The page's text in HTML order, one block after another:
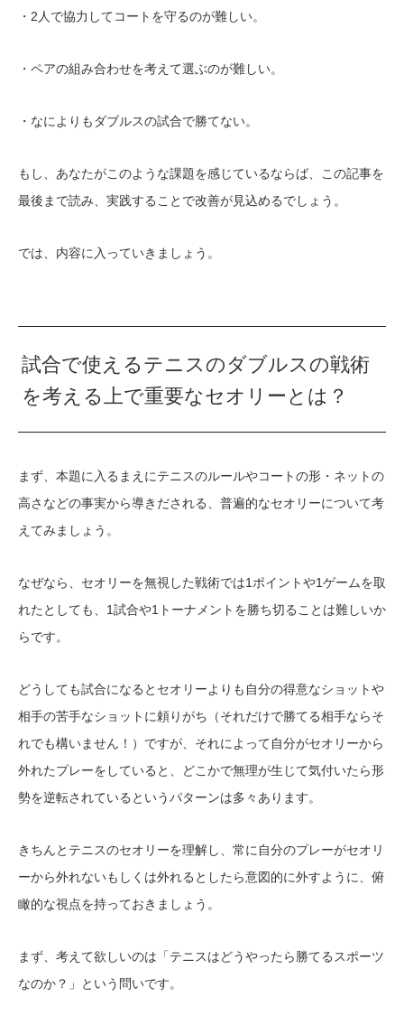
・2人で協力してコートを守るのが難しい。
・ペアの組み合わせを考えて選ぶのが難しい。
・なによりもダブルスの試合で勝てない。
もし、あなたがこのような課題を感じているならば、この記事を
最後まで読み、実践することで改善が見込めるでしょう。
では、内容に入っていきましょう。
試合で使えるテニスのダブルスの戦術
を考える上で重要なセオリーとは？
まず、本題に入るまえにテニスのルールやコートの形・ネットの
高さなどの事実から導きだされる、普遍的なセオリーについて考
えてみましょう。
なぜなら、セオリーを無視した戦術では1ポイントや1ゲームを取
れたとしても、1試合や1トーナメントを勝ち切ることは難しいか
らです。
どうしても試合になるとセオリーよりも自分の得意なショットや
相手の苦手なショットに頼りがち（それだけで勝てる相手ならそ
れでも構いません！）ですが、それによって自分がセオリーから
外れたプレーをしていると、どこかで無理が生じて気付いたら形
勢を逆転されているというパターンは多々あります。
きちんとテニスのセオリーを理解し、常に自分のプレーがセオリ
ーから外れないもしくは外れるとしたら意図的に外すように、俯
瞰的な視点を持っておきましょう。
まず、考えて欲しいのは「テニスはどうやったら勝てるスポーツ
なのか？」という問いです。